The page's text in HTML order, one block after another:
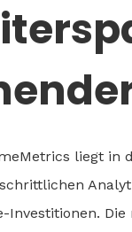
liegt
Die